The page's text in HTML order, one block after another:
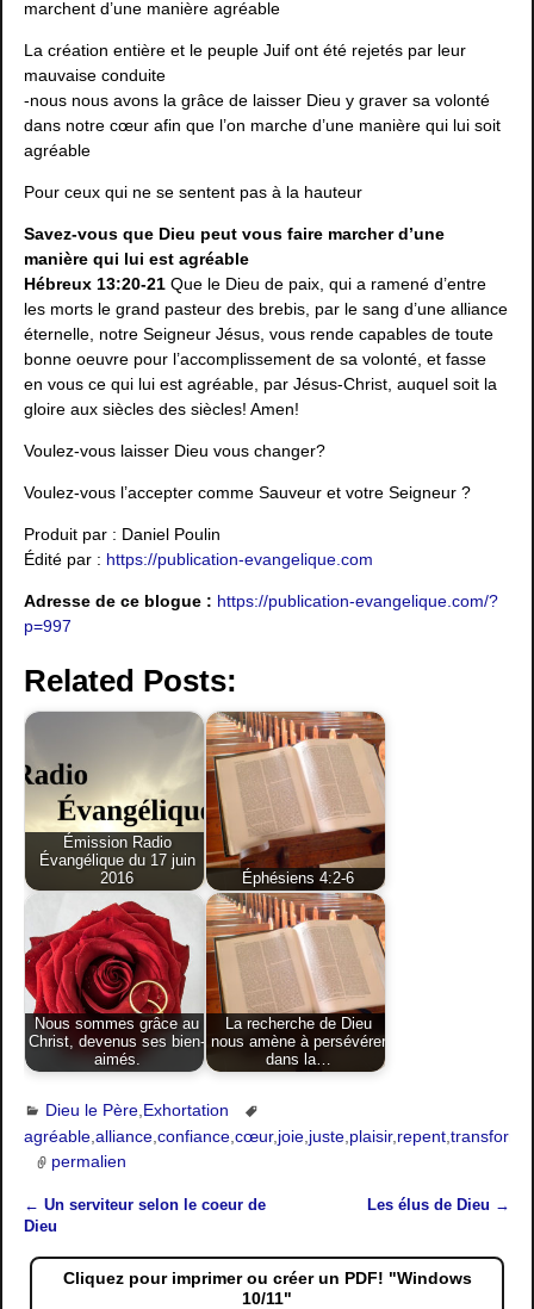
marchent d’une manière agréable
La création entière et le peuple Juif ont été rejetés par leur
mauvaise conduite
-nous nous avons la grâce de laisser Dieu y graver sa volonté
dans notre cœur afin que l’on marche d’une manière qui lui soit
agréable
Pour ceux qui ne se sentent pas à la hauteur
Savez-vous que Dieu peut vous faire marcher d’une
manière qui lui est agréable
Hébreux 13:20-21 Que le Dieu de paix, qui a ramené d’entre
les morts le grand pasteur des brebis, par le sang d’une alliance
éternelle, notre Seigneur Jésus, vous rende capables de toute
bonne oeuvre pour l’accomplissement de sa volonté, et fasse
en vous ce qui lui est agréable, par Jésus-Christ, auquel soit la
gloire aux siècles des siècles! Amen!
Voulez-vous laisser Dieu vous changer?
Voulez-vous l’accepter comme Sauveur et votre Seigneur ?
Produit par : Daniel Poulin
Édité par : https://publication-evangelique.com
Adresse de ce blogue : https://publication-evangelique.com/?
p=997
Related Posts:
Émission Radio
Évangélique du 17 juin
2016
Éphésiens 4:2-6
Nous sommes grâce au
Christ, devenus ses bien-
aimés.
La recherche de Dieu
nous amène à persévérer
dans la…
Dieu le Père, Exhortation
agréable ,alliance ,confiance ,cœur, joie juste plaisir, repent ,
permalien
Navigation des articles
← Un serviteur selon le coeur de
Dieu
Les élus de Dieu →
Cliquez pour imprimer ou créer un PDF! "Windows
10/11"